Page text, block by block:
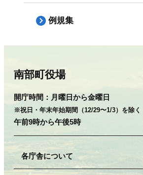
例規集
南部町役場
開庁時間： 月曜日から金曜日
※祝日・年末年始期間（12/29〜1/3）を除く
午前9時から午後5時
各庁舎について